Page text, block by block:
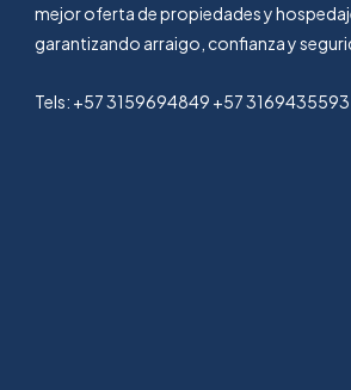
mejor oferta de propiedades y
garantizando arraigo, confianza y
Tels: +57 3159694849 +57